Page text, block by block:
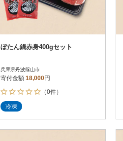
ぼたん鍋赤身400gセット
兵庫県丹波篠山市
寄付金額 18,000円
（0件）
冷凍